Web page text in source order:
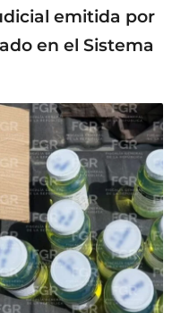
emitida por
en el Sistema